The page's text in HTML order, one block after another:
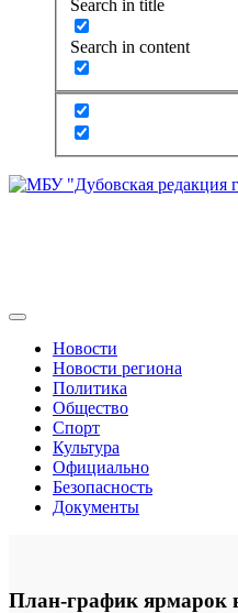
Search in title
Search in content
Новости
Новости региона
Политика
Общество
Спорт
Культура
Официально
Безопасность
Документы
План-график ярмарок